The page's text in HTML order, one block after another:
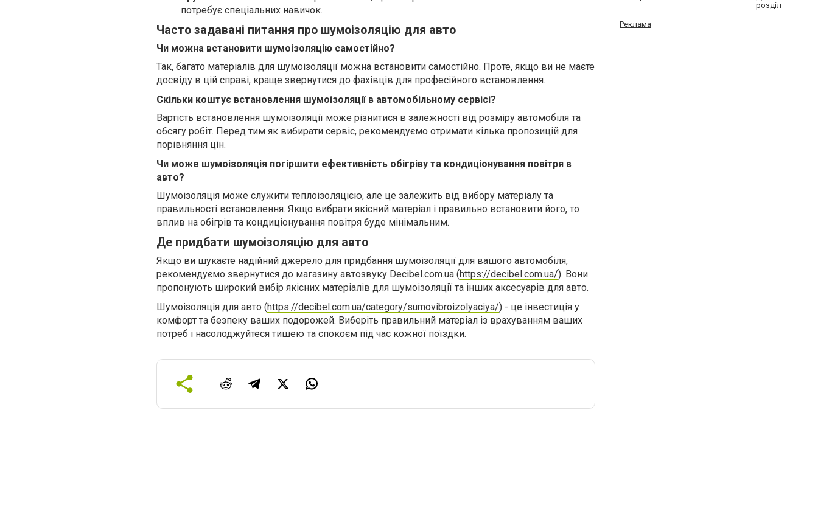
потребує спеціальних навичок.
Часто задавані питання про шумоізоляцію для авто
Чи можна встановити шумоізоляцію самостійно?
Так, багато матеріалів для шумоізоляції можна встановити самостійно. Проте, якщо ви не маєте
досвіду в цій справі, краще звернутися до фахівців для професійного встановлення.
Скільки коштує встановлення шумоізоляції в автомобільному сервісі?
Вартість встановлення шумоізоляції може різнитися в залежності від розміру автомобіля та
обсягу робіт. Перед тим як вибирати сервіс, рекомендуємо отримати кілька пропозицій для
порівняння цін.
Чи може шумоізоляція погіршити ефективність обігріву та кондиціонування повітря в
авто?
Шумоізоляція може служити теплоізоляцією, але це залежить від вибору матеріалу та
правильності встановлення. Якщо вибрати якісний матеріал і правильно встановити його, то
вплив на обігрів та кондиціонування повітря буде мінімальним.
Де придбати шумоізоляцію для авто
Якщо ви шукаєте надійний джерело для придбання шумоізоляції для вашого автомобіля,
рекомендуємо звернутися до магазину автозвуку Decibel.com.ua (https://decibel.com.ua/). Вони
пропонують широкий вибір якісних матеріалів для шумоізоляції та інших аксесуарів для авто.
Шумоізоляція для авто (https://decibel.com.ua/category/sumovibroizolyaciya/) - це інвестиція у
комфорт та безпеку ваших подорожей. Виберіть правильний матеріал із врахуванням ваших
потреб і насолоджуйтеся тишею та спокоєм під час кожної поїздки.
розділ
Реклама